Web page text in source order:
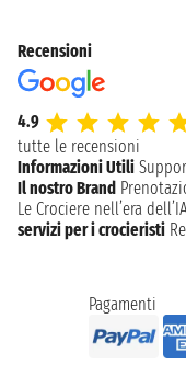
Recensioni
4.9
tutte le recensioni
Informazioni Utili
Il nostro Brand
Le Crociere nell’era
servizi per i crocieristi
Pagamenti